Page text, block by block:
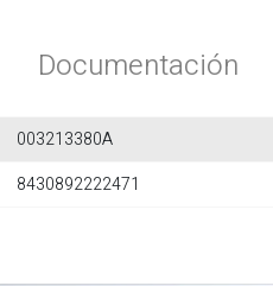
Documentación
003213380A
8430892222471